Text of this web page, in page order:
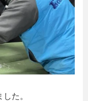
た。